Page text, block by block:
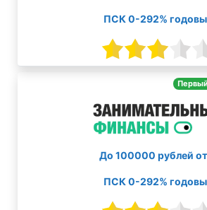
ПСК 0-292%
До 100000 рублей
ПСК 0-292%